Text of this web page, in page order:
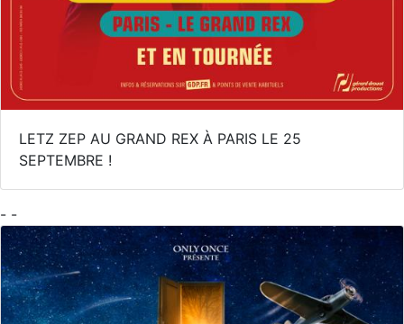
LETZ ZEP AU GRAND REX À PARIS LE 25
SEPTEMBRE !
- -